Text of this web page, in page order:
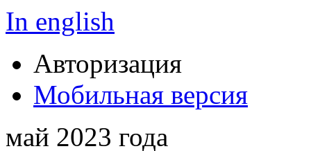
In english
Авторизация
Мобильная версия
май 2023 года